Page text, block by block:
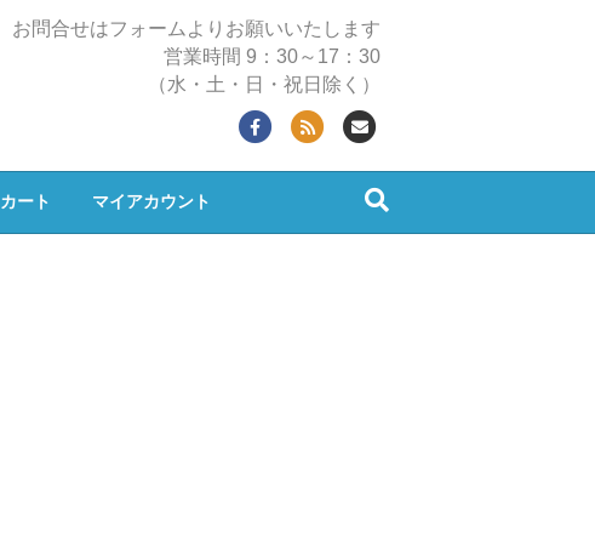
お問合せはフォームよりお願いいたします
営業時間 9：30～17：30
（水・土・日・祝日除く）
FacebookRss
カート マイアカウント